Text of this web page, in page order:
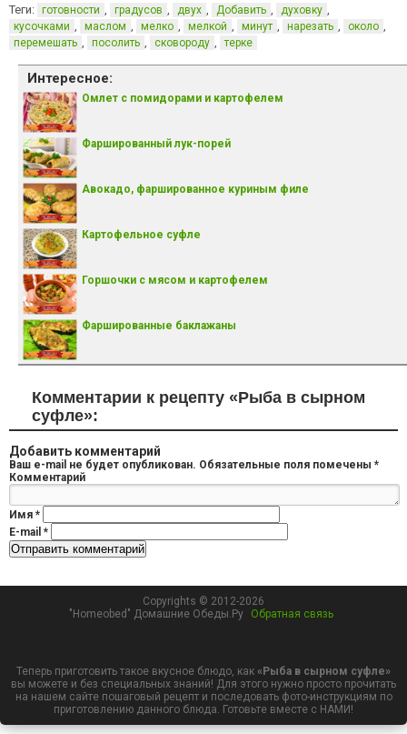
Теги: готовности , градусов , двух , Добавить , духовку ,
кусочками , маслом , мелко , мелкой , минут , нарезать , около ,
перемешать , посолить , сковороду , терке
Интересное:
Омлет с помидорами и картофелем
Фаршированный лук-порей
Авокадо, фаршированное куриным филе
Картофельное суфле
Горшочки с мясом и картофелем
Фаршированные баклажаны
Комментарии к рецепту «Рыба в сырном
суфле»:
Добавить комментарий
Ваш e-mail не будет опубликован. Обязательные поля помечены *
Комментарий
Имя *
E-mail *
Copyrights © 2012-2026
"Homeobed" Домашние Обеды.Ру
Обратная связь
Теперь приготовить такое вкусное блюдо, как «Рыба в сырном суфле»
вы можете и без специальных знаний! Для этого нужно просто прочитать
на нашем сайте пошаговый рецепт и последовать фото-инструкциям по
приготовлению данного блюда. Готовьте вместе с НАМИ!